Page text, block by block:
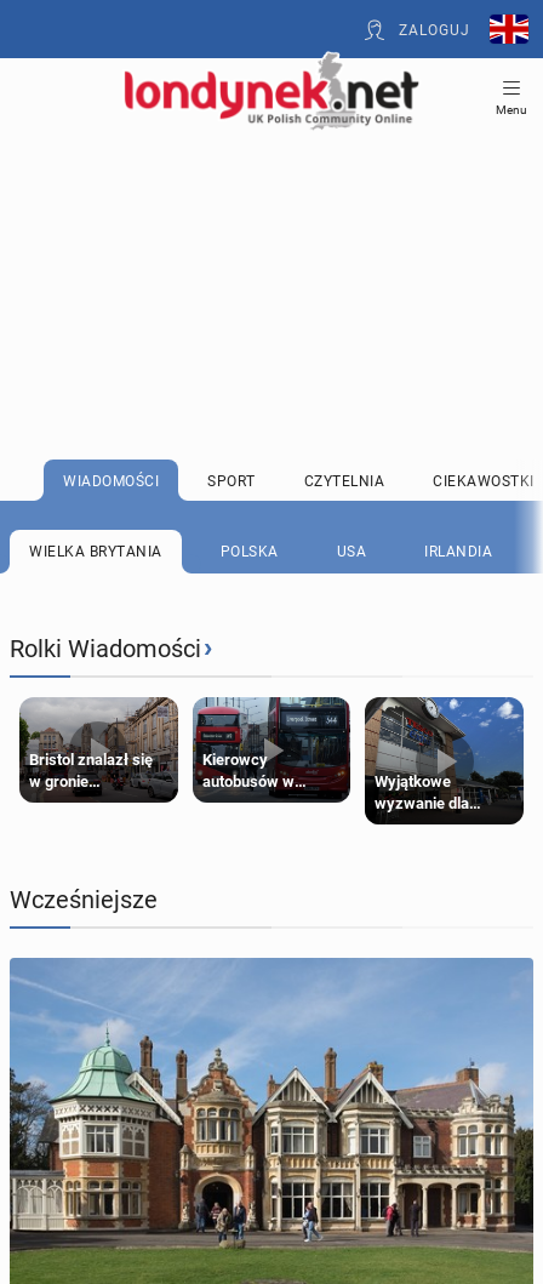
ZALOGUJ
Menu
WIADOMOŚCI SPORT CZYTELNIA CIEKAWOSTKI
WIELKA BRYTANIA POLSKA USA IRLANDIA
Rolki Wiadomości›
Bristol znalazł się
w gronie
najlepszych
Kierowcy
autobusów w
Londynie
Wyjątkowe
wyzwanie dla
posiadaczy kart
Wcześniejsze